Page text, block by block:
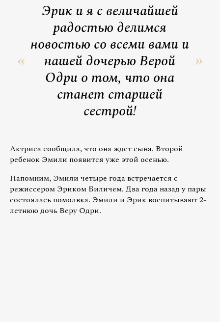
Эрик и я с величайшей
радостью делимся
новостью со всеми вами и
нашей дочерью Верой
Одри о том, что она
станет старшей
сестрой!
Актриса сообщила, что она ждет сына. Второй
ребенок Эмили появится уже этой осенью.
Напомним, Эмили четыре года встречается с
режиссером Эриком Биличем. Два года назад у пары
состоялась помолвка. Эмили и Эрик воспитывают 2-
летнюю дочь Веру Одри.